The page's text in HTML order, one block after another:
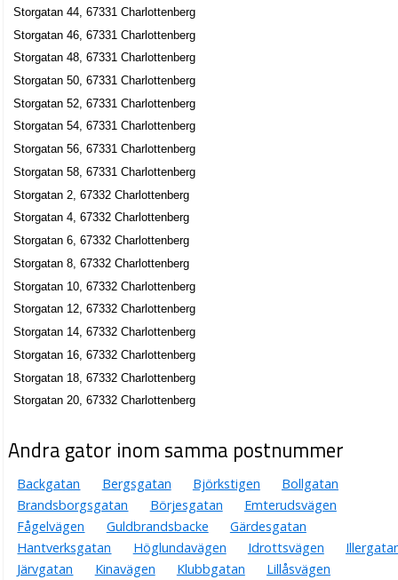
Storgatan 44, 67331 Charlottenberg
Storgatan 46, 67331 Charlottenberg
Storgatan 48, 67331 Charlottenberg
Storgatan 50, 67331 Charlottenberg
Storgatan 52, 67331 Charlottenberg
Storgatan 54, 67331 Charlottenberg
Storgatan 56, 67331 Charlottenberg
Storgatan 58, 67331 Charlottenberg
Storgatan 2, 67332 Charlottenberg
Storgatan 4, 67332 Charlottenberg
Storgatan 6, 67332 Charlottenberg
Storgatan 8, 67332 Charlottenberg
Storgatan 10, 67332 Charlottenberg
Storgatan 12, 67332 Charlottenberg
Storgatan 14, 67332 Charlottenberg
Storgatan 16, 67332 Charlottenberg
Storgatan 18, 67332 Charlottenberg
Storgatan 20, 67332 Charlottenberg
Andra gator inom samma postnummer
Backgatan Bergsgatan Björkstigen
Bollgatan
Brandsborgsgatan
Börjesgatan
Emterudsvägen
Fågelvägen
Guldbrandsbacke
Gärdesgatan
Hantverksgatan
Höglundavägen Idrottsvägen
Järvgatan
Kinavägen Klubbgatan
Lillåsvägen